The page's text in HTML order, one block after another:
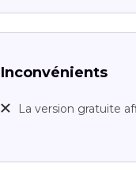
Inconvénients
La version gratuite